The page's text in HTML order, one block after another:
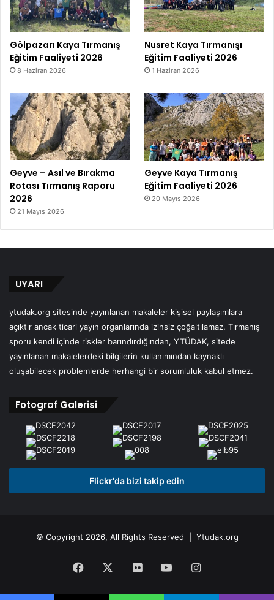
Gölpazarı Kaya Tırmanış
Eğitim Faaliyeti 2026
8 Haziran 2026
Nusret Kaya Tırmanışı
Eğitim Faaliyeti 2026
1 Haziran 2026
Geyve – Asıl ve Bırakma
Rotası Tırmanış Raporu
2026
21 Mayıs 2026
Geyve Kaya Tırmanış
Eğitim Faaliyeti 2026
20 Mayıs 2026
UYARI
ytudak.org sitesinde yayınlanan makaleler kişisel paylaşımlara
açıktır ancak ticari yayın organlarında izinsiz çoğaltılamaz. Tırmanış
sporu kendi içinde riskler barındırdığından, YTÜDAK, sitede
yayınlanan makalelerdeki bilgilerin kullanımından kaynaklı
oluşabilecek problemlerde herhangi bir sorumluluk kabul etmez.
Fotograf Galerisi
Flickr'da bizi takip edin
© Copyright 2026, All Rights Reserved | Ytudak.org
Facebook Flickr YouTubeInstagram